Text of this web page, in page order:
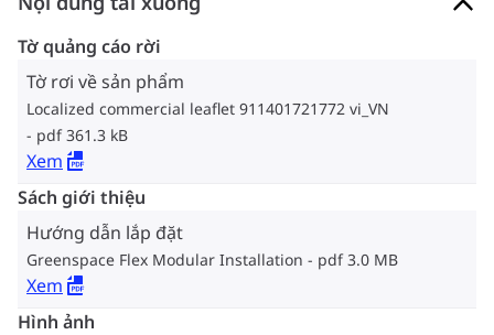
Tờ quảng cáo rời
Tờ rơi về sản phẩm
Localized commercial leaflet 911401721772 vi_VN
pdf 361.3 kB
Xem
Sách giới thiệu
Hướng dẫn lắp đặt
Greenspace Flex Modular Installation pdf 3.0 MB
Xem
Hình ảnh